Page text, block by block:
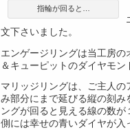
指輪が回ると…
文下さいました。
エンゲージリングは当工房
＆キューピットのダイヤモ
マリッジリングは、ご主人
み部分にまで延びる縦の刻
ングが回ると見える線の数
側には幸せの青いダイヤが